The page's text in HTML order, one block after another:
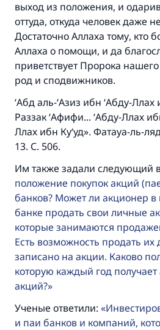
выход из положения, и
оттуда, откуда человек даже
Достаточно Аллаха тому, кто
Аллаха о помощи, и да
приветствует Пророка
род и сподвижников.
‘Абд аль-‘Азиз ибн ‘Абду-
Раззак ‘Афифи... ‘Абду-Ллах
Ллах ибн Ку‘уд». Фатауа-ль-
13. С. 506.
Им также задали следующий
положение покупок акций
банков? Может ли акционер
банке продать свои личные
которые занимаются
Есть возможность продать
записано на акции. Каково
которую каждый год
акций?
Ученые ответили:
и паи банков и компаний,
брак.
Помогите нам
Посланник
благословение,
же награда как и
(МУСЛИМ, №
Участвуйте